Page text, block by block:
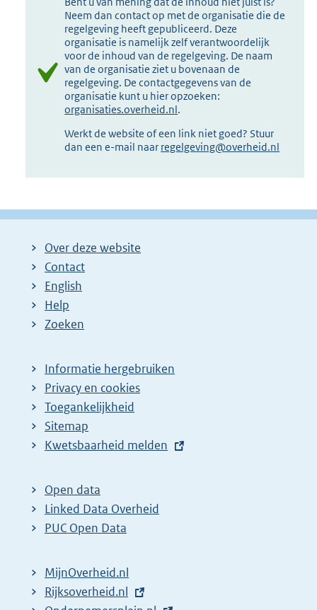
Neem dan contact op met de organisatie die de
regelgeving heeft gepubliceerd. Deze
organisatie is namelijk zelf verantwoordelijk
voor de inhoud van de regelgeving. De naam
van de organisatie ziet u bovenaan de
regelgeving. De contactgegevens van de
organisatie kunt u hier opzoeken:
organisaties.overheid.nl.
Werkt de website of een link niet goed? Stuur
dan een e-mail naar regelgeving@overheid.nl
Over deze website
Contact
English
Help
Zoeken
Informatie hergebruiken
Privacy en cookies
Toegankelijkheid
Sitemap
E
t
e
r
l
i
Kwetsbaarheid melden
Open data
Linked Data Overheid
PUC Open Data
MijnOverheid.nl
E
Rijksoverheid.nl